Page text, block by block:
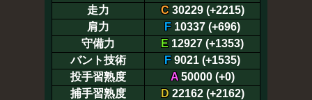
走力
C30229 (+2215)
肩力
F 10337 (+696)
守備力
E 12927 (+1353)
バント技術
F 9021 (+1535)
投手習熟度
A50000 (+0)
捕手習熟度
D22162 (+2162)